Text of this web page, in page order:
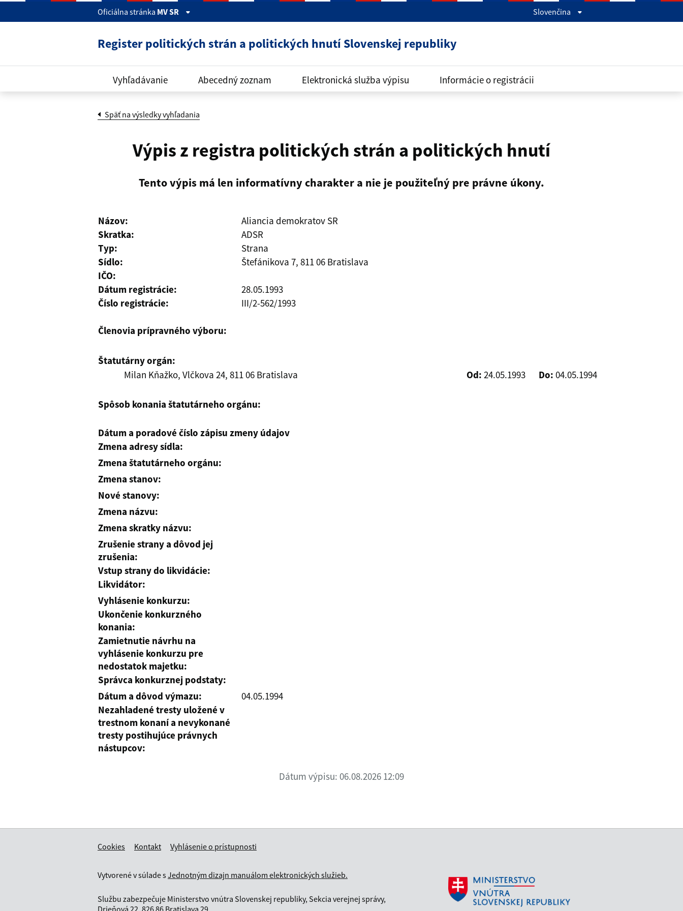
Oficiálna stránka MV SR Slovenčina
Register politických strán a politických hnutí Slovenskej republiky
Vyhľadávanie Abecedný zoznam Elektronická služba výpisu Informácie o registrácii
Späť na výsledky vyhľadania
Výpis z registra politických strán a politických hnutí
Tento výpis má len informatívny charakter a nie je použiteľný pre právne úkony.
Názov:
Aliancia demokratov SR
Skratka:
ADSR
Typ:
Strana
Sídlo:
Štefánikova 7, 811 06 Bratislava
IČO:
Dátum registrácie:
28.05.1993
Číslo registrácie:
III/2-562/1993
Členovia prípravného výboru:
Štatutárny orgán:
Milan Kňažko, Vlčkova 24, 811 06 Bratislava
Od: 24.05.1993 Do: 04.05.1994
Spôsob konania štatutárneho orgánu:
Dátum a poradové číslo zápisu zmeny údajov
Zmena adresy sídla:
Zmena štatutárneho orgánu:
Zmena stanov:
Nové stanovy:
Zmena názvu:
Zmena skratky názvu:
Zrušenie strany a dôvod jej
zrušenia:
Vstup strany do likvidácie:
Likvidátor:
Vyhlásenie konkurzu:
Ukončenie konkurzného
konania:
Zamietnutie návrhu na
vyhlásenie konkurzu pre
nedostatok majetku:
Správca konkurznej podstaty:
Dátum a dôvod výmazu:
04.05.1994
Nezahladené tresty uložené v
trestnom konaní a nevykonané
tresty postihujúce právnych
nástupcov:
Dátum výpisu: 06.08.2026 12:09
Cookies Kontakt Vyhlásenie o prístupnosti
Vytvorené v súlade sJednotným dizajn manuálom elektronických služieb.
Službu zabezpečuje Ministerstvo vnútra Slovenskej republiky, Sekcia verejnej správy,